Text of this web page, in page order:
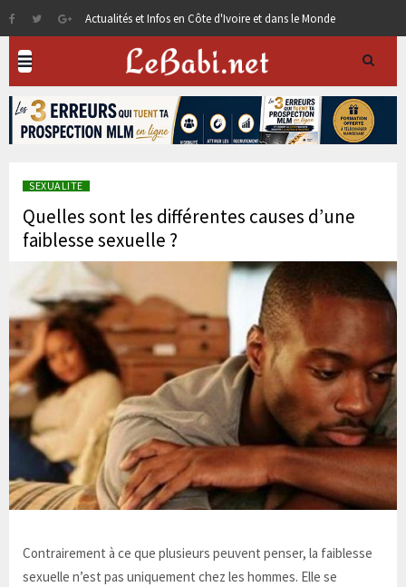
Actualités et Infos en Côte d'Ivoire et dans le Monde
SEXUALITE
Quelles sont les différentes causes d’une
faiblesse sexuelle ?
Contrairement à ce que plusieurs peuvent penser, la faiblesse
sexuelle n’est pas uniquement chez les hommes. Elle se